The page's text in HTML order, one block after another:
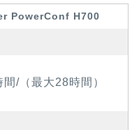
PowerConf H700
/（最大28時間）